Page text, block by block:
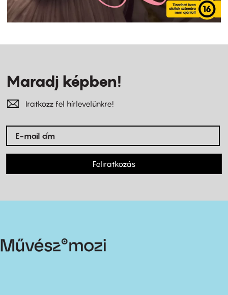
Maradj képben!
Iratkozz fel hírlevelünkre!
Feliratkozás